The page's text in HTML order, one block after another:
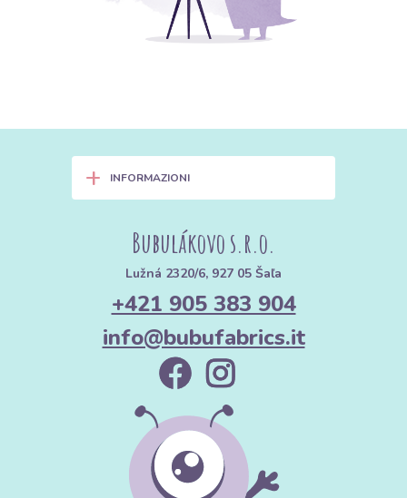
+ INFORMAZIONI
Bubulákovo s.r.o.
Lužná 2320/6, 927 05 Šaľa
+421 905 383 904
info@bubufabrics.it